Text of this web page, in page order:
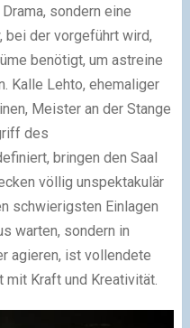
sondern eine
der vorgeführt wird,
benötigt, um astreine
Kalle Lehto, ehemaliger
Meister an der Stange
des
bringen den Saal
völlig unspektakulär
schwierigsten Einlagen
warten, sondern in
agieren, ist vollendete
mit Kraft und Kreativität.